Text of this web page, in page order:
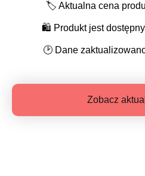
🏷️ Aktualna cena
🛍️ Produkt jest
🕑 Dane
Zobacz